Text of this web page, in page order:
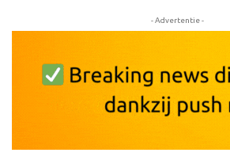
- Advertentie -